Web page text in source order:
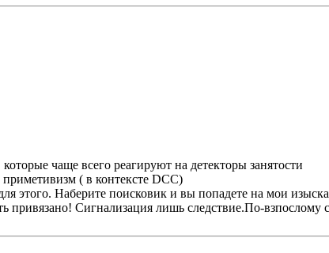
чаще всего реагируют на детекторы занятости
( в контексте DCC)
этого. Наберите поисковик и вы попадете на мои
Сигнализация лишь следствие.По-взпослому